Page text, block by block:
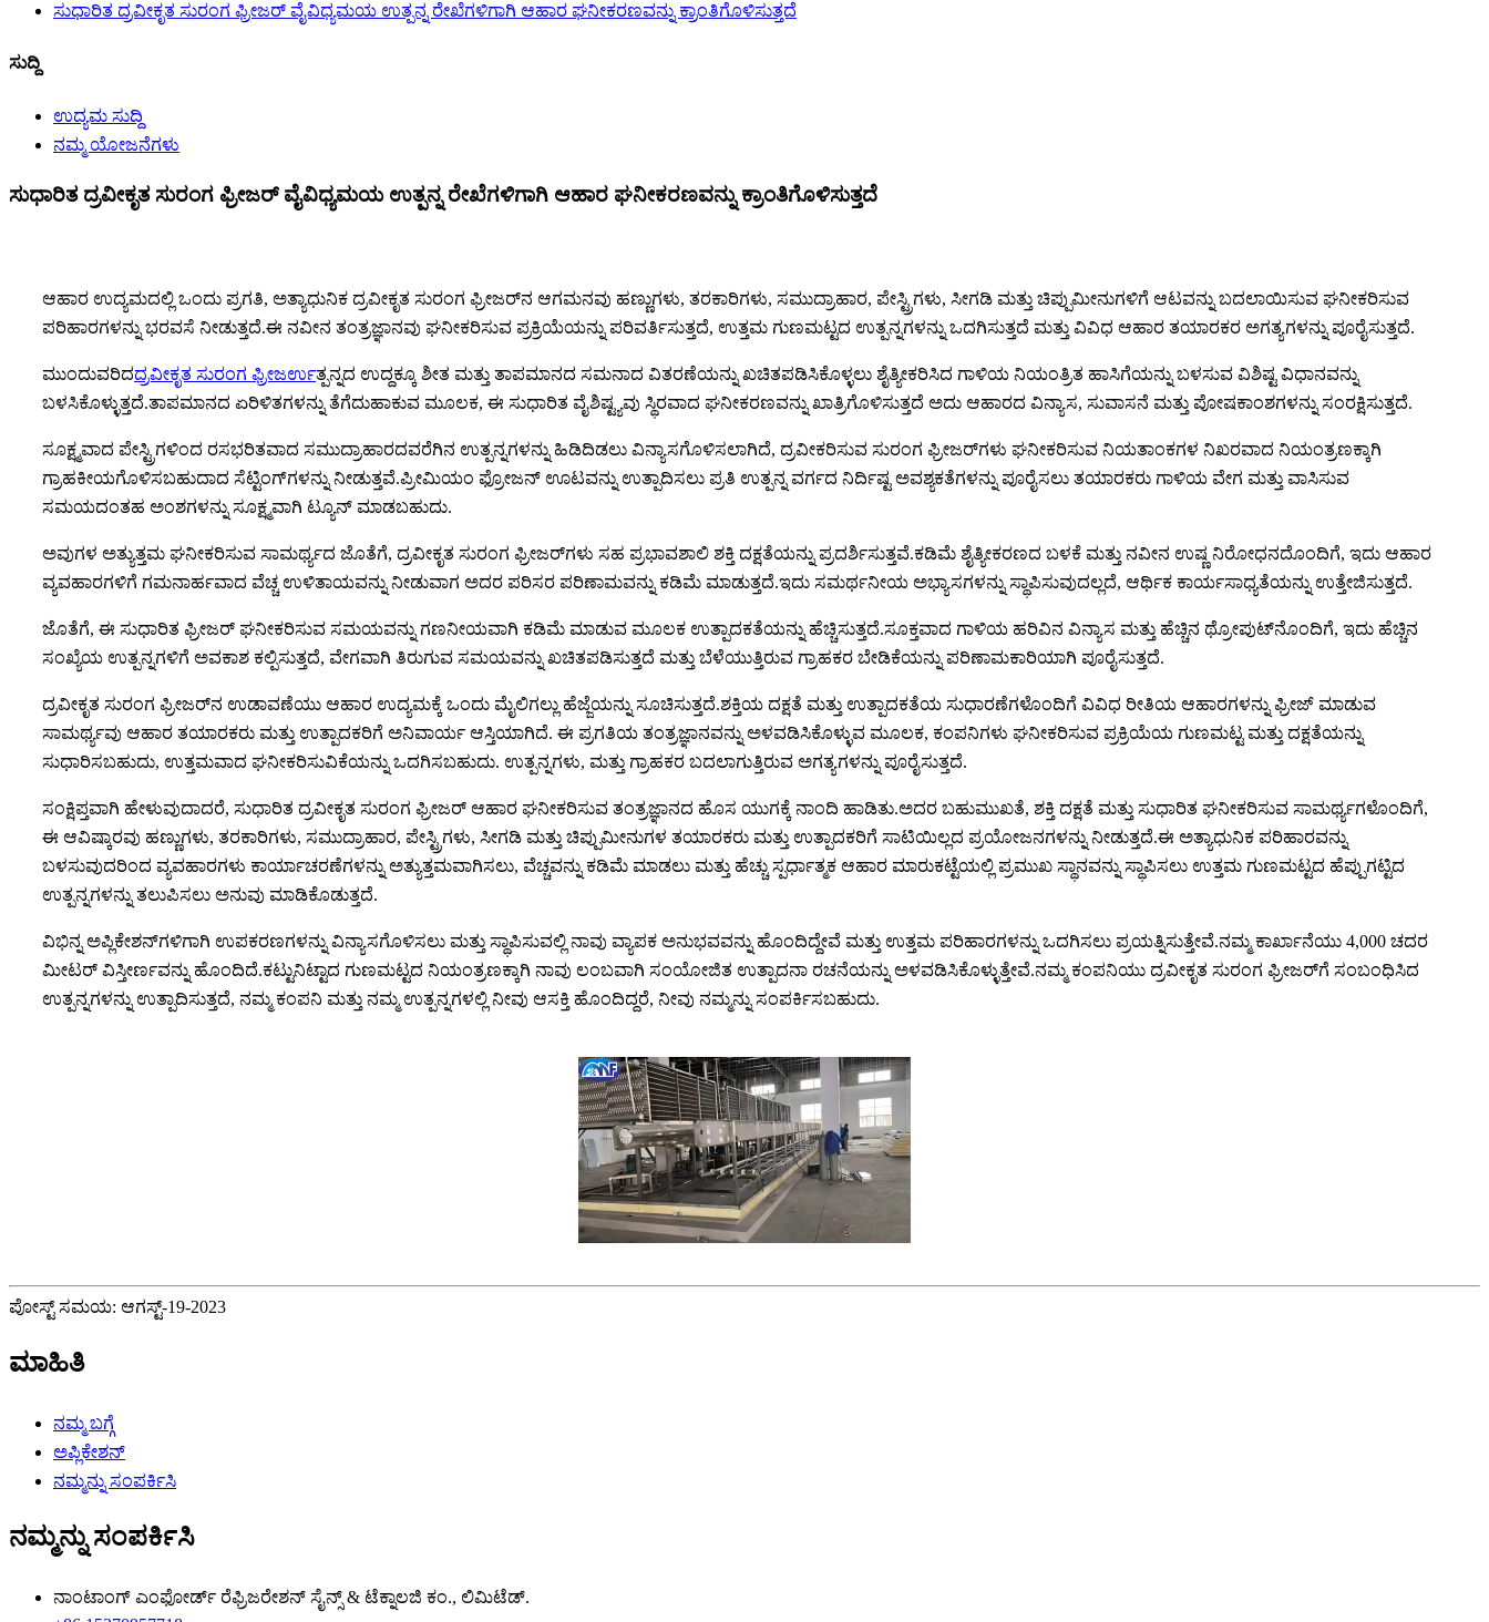
ಸುಧಾರಿತ ದ್ರವೀಕೃತ ಸುರಂಗ ಫ್ರೀಜರ್ ವೈವಿಧ್ಯಮಯ ಉತ್ಪನ್ನ ರೇಖೆಗಳಿಗಾಗಿ ಆಹಾರ ಘನೀಕರಣವನ್ನು ಕ್ರಾಂತಿಗೊಳಿಸುತ್ತದೆ
ಸುದ್ದಿ
ಉದ್ಯಮ ಸುದ್ದಿ
ನಮ್ಮ ಯೋಜನೆಗಳು
ಸುಧಾರಿತ ದ್ರವೀಕೃತ ಸುರಂಗ ಫ್ರೀಜರ್ ವೈವಿಧ್ಯಮಯ ಉತ್ಪನ್ನ ರೇಖೆಗಳಿಗಾಗಿ ಆಹಾರ ಘನೀಕರಣವನ್ನು ಕ್ರಾಂತಿಗೊಳಿಸುತ್ತದೆ
ಆಹಾರ ಉದ್ಯಮದಲ್ಲಿ ಒಂದು ಪ್ರಗತಿ, ಅತ್ಯಾಧುನಿಕ ದ್ರವೀಕೃತ ಸುರಂಗ ಫ್ರೀಜರ್‌ನ ಆಗಮನವು ಹಣ್ಣುಗಳು, ತರಕಾರಿಗಳು, ಸಮುದ್ರಾಹಾರ, ಪೇಸ್ಟ್ರಿಗಳು, ಸೀಗಡಿ ಮತ್ತು ಚಿಪ್ಪುಮೀನುಗಳಿಗೆ ಆಟವನ್ನು ಬದಲಾಯಿಸುವ ಘನೀಕರಿಸುವ
ಪರಿಹಾರಗಳನ್ನು ಭರವಸೆ ನೀಡುತ್ತದೆ.ಈ ನವೀನ ತಂತ್ರಜ್ಞಾನವು ಘನೀಕರಿಸುವ ಪ್ರಕ್ರಿಯೆಯನ್ನು ಪರಿವರ್ತಿಸುತ್ತದೆ, ಉತ್ತಮ ಗುಣಮಟ್ಟದ ಉತ್ಪನ್ನಗಳನ್ನು ಒದಗಿಸುತ್ತದೆ ಮತ್ತು ವಿವಿಧ ಆಹಾರ ತಯಾರಕರ ಅಗತ್ಯಗಳನ್ನು ಪೂರೈಸುತ್ತದೆ.
ಮುಂದುವರಿದದ್ರವೀಕೃತ ಸುರಂಗ ಫ್ರೀಜರ್ಉತ್ಪನ್ನದ ಉದ್ದಕ್ಕೂ ಶೀತ ಮತ್ತು ತಾಪಮಾನದ ಸಮನಾದ ವಿತರಣೆಯನ್ನು ಖಚಿತಪಡಿಸಿಕೊಳ್ಳಲು ಶೈತ್ಯೀಕರಿಸಿದ ಗಾಳಿಯ ನಿಯಂತ್ರಿತ ಹಾಸಿಗೆಯನ್ನು ಬಳಸುವ ವಿಶಿಷ್ಟ ವಿಧಾನವನ್ನು
ಬಳಸಿಕೊಳ್ಳುತ್ತದೆ.ತಾಪಮಾನದ ಏರಿಳಿತಗಳನ್ನು ತೆಗೆದುಹಾಕುವ ಮೂಲಕ, ಈ ಸುಧಾರಿತ ವೈಶಿಷ್ಟ್ಯವು ಸ್ಥಿರವಾದ ಘನೀಕರಣವನ್ನು ಖಾತ್ರಿಗೊಳಿಸುತ್ತದೆ ಅದು ಆಹಾರದ ವಿನ್ಯಾಸ, ಸುವಾಸನೆ ಮತ್ತು ಪೋಷಕಾಂಶಗಳನ್ನು ಸಂರಕ್ಷಿಸುತ್ತದೆ.
ಸೂಕ್ಷ್ಮವಾದ ಪೇಸ್ಟ್ರಿಗಳಿಂದ ರಸಭರಿತವಾದ ಸಮುದ್ರಾಹಾರದವರೆಗಿನ ಉತ್ಪನ್ನಗಳನ್ನು ಹಿಡಿದಿಡಲು ವಿನ್ಯಾಸಗೊಳಿಸಲಾಗಿದೆ, ದ್ರವೀಕರಿಸುವ ಸುರಂಗ ಫ್ರೀಜರ್‌ಗಳು ಘನೀಕರಿಸುವ ನಿಯತಾಂಕಗಳ ನಿಖರವಾದ ನಿಯಂತ್ರಣಕ್ಕಾಗಿ
ಗ್ರಾಹಕೀಯಗೊಳಿಸಬಹುದಾದ ಸೆಟ್ಟಿಂಗ್‌ಗಳನ್ನು ನೀಡುತ್ತವೆ.ಪ್ರೀಮಿಯಂ ಫ್ರೋಜನ್ ಊಟವನ್ನು ಉತ್ಪಾದಿಸಲು ಪ್ರತಿ ಉತ್ಪನ್ನ ವರ್ಗದ ನಿರ್ದಿಷ್ಟ ಅವಶ್ಯಕತೆಗಳನ್ನು ಪೂರೈಸಲು ತಯಾರಕರು ಗಾಳಿಯ ವೇಗ ಮತ್ತು ವಾಸಿಸುವ
ಸಮಯದಂತಹ ಅಂಶಗಳನ್ನು ಸೂಕ್ಷ್ಮವಾಗಿ ಟ್ಯೂನ್ ಮಾಡಬಹುದು.
ಅವುಗಳ ಅತ್ಯುತ್ತಮ ಘನೀಕರಿಸುವ ಸಾಮರ್ಥ್ಯದ ಜೊತೆಗೆ, ದ್ರವೀಕೃತ ಸುರಂಗ ಫ್ರೀಜರ್‌ಗಳು ಸಹ ಪ್ರಭಾವಶಾಲಿ ಶಕ್ತಿ ದಕ್ಷತೆಯನ್ನು ಪ್ರದರ್ಶಿಸುತ್ತವೆ.ಕಡಿಮೆ ಶೈತ್ಯೀಕರಣದ ಬಳಕೆ ಮತ್ತು ನವೀನ ಉಷ್ಣ ನಿರೋಧನದೊಂದಿಗೆ, ಇದು ಆಹಾರ
ವ್ಯವಹಾರಗಳಿಗೆ ಗಮನಾರ್ಹವಾದ ವೆಚ್ಚ ಉಳಿತಾಯವನ್ನು ನೀಡುವಾಗ ಅದರ ಪರಿಸರ ಪರಿಣಾಮವನ್ನು ಕಡಿಮೆ ಮಾಡುತ್ತದೆ.ಇದು ಸಮರ್ಥನೀಯ ಅಭ್ಯಾಸಗಳನ್ನು ಸ್ಥಾಪಿಸುವುದಲ್ಲದೆ, ಆರ್ಥಿಕ ಕಾರ್ಯಸಾಧ್ಯತೆಯನ್ನು ಉತ್ತೇಜಿಸುತ್ತದೆ.
ಜೊತೆಗೆ, ಈ ಸುಧಾರಿತ ಫ್ರೀಜರ್ ಘನೀಕರಿಸುವ ಸಮಯವನ್ನು ಗಣನೀಯವಾಗಿ ಕಡಿಮೆ ಮಾಡುವ ಮೂಲಕ ಉತ್ಪಾದಕತೆಯನ್ನು ಹೆಚ್ಚಿಸುತ್ತದೆ.ಸೂಕ್ತವಾದ ಗಾಳಿಯ ಹರಿವಿನ ವಿನ್ಯಾಸ ಮತ್ತು ಹೆಚ್ಚಿನ ಥ್ರೋಪುಟ್‌ನೊಂದಿಗೆ, ಇದು ಹೆಚ್ಚಿನ
ಸಂಖ್ಯೆಯ ಉತ್ಪನ್ನಗಳಿಗೆ ಅವಕಾಶ ಕಲ್ಪಿಸುತ್ತದೆ, ವೇಗವಾಗಿ ತಿರುಗುವ ಸಮಯವನ್ನು ಖಚಿತಪಡಿಸುತ್ತದೆ ಮತ್ತು ಬೆಳೆಯುತ್ತಿರುವ ಗ್ರಾಹಕರ ಬೇಡಿಕೆಯನ್ನು ಪರಿಣಾಮಕಾರಿಯಾಗಿ ಪೂರೈಸುತ್ತದೆ.
ದ್ರವೀಕೃತ ಸುರಂಗ ಫ್ರೀಜರ್‌ನ ಉಡಾವಣೆಯು ಆಹಾರ ಉದ್ಯಮಕ್ಕೆ ಒಂದು ಮೈಲಿಗಲ್ಲು ಹೆಜ್ಜೆಯನ್ನು ಸೂಚಿಸುತ್ತದೆ.ಶಕ್ತಿಯ ದಕ್ಷತೆ ಮತ್ತು ಉತ್ಪಾದಕತೆಯ ಸುಧಾರಣೆಗಳೊಂದಿಗೆ ವಿವಿಧ ರೀತಿಯ ಆಹಾರಗಳನ್ನು ಫ್ರೀಜ್ ಮಾಡುವ
ಸಾಮರ್ಥ್ಯವು ಆಹಾರ ತಯಾರಕರು ಮತ್ತು ಉತ್ಪಾದಕರಿಗೆ ಅನಿವಾರ್ಯ ಆಸ್ತಿಯಾಗಿದೆ. ಈ ಪ್ರಗತಿಯ ತಂತ್ರಜ್ಞಾನವನ್ನು ಅಳವಡಿಸಿಕೊಳ್ಳುವ ಮೂಲಕ, ಕಂಪನಿಗಳು ಘನೀಕರಿಸುವ ಪ್ರಕ್ರಿಯೆಯ ಗುಣಮಟ್ಟ ಮತ್ತು ದಕ್ಷತೆಯನ್ನು
ಸುಧಾರಿಸಬಹುದು, ಉತ್ತಮವಾದ ಘನೀಕರಿಸುವಿಕೆಯನ್ನು ಒದಗಿಸಬಹುದು. ಉತ್ಪನ್ನಗಳು, ಮತ್ತು ಗ್ರಾಹಕರ ಬದಲಾಗುತ್ತಿರುವ ಅಗತ್ಯಗಳನ್ನು ಪೂರೈಸುತ್ತದೆ.
ಸಂಕ್ಷಿಪ್ತವಾಗಿ ಹೇಳುವುದಾದರೆ, ಸುಧಾರಿತ ದ್ರವೀಕೃತ ಸುರಂಗ ಫ್ರೀಜರ್ ಆಹಾರ ಘನೀಕರಿಸುವ ತಂತ್ರಜ್ಞಾನದ ಹೊಸ ಯುಗಕ್ಕೆ ನಾಂದಿ ಹಾಡಿತು.ಅದರ ಬಹುಮುಖತೆ, ಶಕ್ತಿ ದಕ್ಷತೆ ಮತ್ತು ಸುಧಾರಿತ ಘನೀಕರಿಸುವ ಸಾಮರ್ಥ್ಯಗಳೊಂದಿಗೆ,
ಈ ಆವಿಷ್ಕಾರವು ಹಣ್ಣುಗಳು, ತರಕಾರಿಗಳು, ಸಮುದ್ರಾಹಾರ, ಪೇಸ್ಟ್ರಿಗಳು, ಸೀಗಡಿ ಮತ್ತು ಚಿಪ್ಪುಮೀನುಗಳ ತಯಾರಕರು ಮತ್ತು ಉತ್ಪಾದಕರಿಗೆ ಸಾಟಿಯಿಲ್ಲದ ಪ್ರಯೋಜನಗಳನ್ನು ನೀಡುತ್ತದೆ.ಈ ಅತ್ಯಾಧುನಿಕ ಪರಿಹಾರವನ್ನು
ಬಳಸುವುದರಿಂದ ವ್ಯವಹಾರಗಳು ಕಾರ್ಯಾಚರಣೆಗಳನ್ನು ಅತ್ಯುತ್ತಮವಾಗಿಸಲು, ವೆಚ್ಚವನ್ನು ಕಡಿಮೆ ಮಾಡಲು ಮತ್ತು ಹೆಚ್ಚು ಸ್ಪರ್ಧಾತ್ಮಕ ಆಹಾರ ಮಾರುಕಟ್ಟೆಯಲ್ಲಿ ಪ್ರಮುಖ ಸ್ಥಾನವನ್ನು ಸ್ಥಾಪಿಸಲು ಉತ್ತಮ ಗುಣಮಟ್ಟದ ಹೆಪ್ಪುಗಟ್ಟಿದ
ಉತ್ಪನ್ನಗಳನ್ನು ತಲುಪಿಸಲು ಅನುವು ಮಾಡಿಕೊಡುತ್ತದೆ.
ವಿಭಿನ್ನ ಅಪ್ಲಿಕೇಶನ್‌ಗಳಿಗಾಗಿ ಉಪಕರಣಗಳನ್ನು ವಿನ್ಯಾಸಗೊಳಿಸಲು ಮತ್ತು ಸ್ಥಾಪಿಸುವಲ್ಲಿ ನಾವು ವ್ಯಾಪಕ ಅನುಭವವನ್ನು ಹೊಂದಿದ್ದೇವೆ ಮತ್ತು ಉತ್ತಮ ಪರಿಹಾರಗಳನ್ನು ಒದಗಿಸಲು ಪ್ರಯತ್ನಿಸುತ್ತೇವೆ.ನಮ್ಮ ಕಾರ್ಖಾನೆಯು 4,000 ಚದರ
ಮೀಟರ್ ವಿಸ್ತೀರ್ಣವನ್ನು ಹೊಂದಿದೆ.ಕಟ್ಟುನಿಟ್ಟಾದ ಗುಣಮಟ್ಟದ ನಿಯಂತ್ರಣಕ್ಕಾಗಿ ನಾವು ಲಂಬವಾಗಿ ಸಂಯೋಜಿತ ಉತ್ಪಾದನಾ ರಚನೆಯನ್ನು ಅಳವಡಿಸಿಕೊಳ್ಳುತ್ತೇವೆ.ನಮ್ಮ ಕಂಪನಿಯು ದ್ರವೀಕೃತ ಸುರಂಗ ಫ್ರೀಜರ್‌ಗೆ ಸಂಬಂಧಿಸಿದ
ಉತ್ಪನ್ನಗಳನ್ನು ಉತ್ಪಾದಿಸುತ್ತದೆ, ನಮ್ಮ ಕಂಪನಿ ಮತ್ತು ನಮ್ಮ ಉತ್ಪನ್ನಗಳಲ್ಲಿ ನೀವು ಆಸಕ್ತಿ ಹೊಂದಿದ್ದರೆ, ನೀವು ನಮ್ಮನ್ನು ಸಂಪರ್ಕಿಸಬಹುದು.
ಪೋಸ್ಟ್ ಸಮಯ: ಆಗಸ್ಟ್-19-2023
ಮಾಹಿತಿ
ನಮ್ಮ ಬಗ್ಗೆ
ಅಪ್ಲಿಕೇಶನ್
ನಮ್ಮನ್ನು ಸಂಪರ್ಕಿಸಿ
ನಮ್ಮನ್ನು ಸಂಪರ್ಕಿಸಿ
ನಾಂಟಾಂಗ್ ಎಂಫೋರ್ಡ್ ರೆಫ್ರಿಜರೇಶನ್ ಸೈನ್ಸ್ & ಟೆಕ್ನಾಲಜಿ ಕಂ., ಲಿಮಿಟೆಡ್.